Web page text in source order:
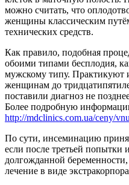
можно считать, что
женщины классическим
технических средств.
Как правило, подобная
обоими типами бесплодия,
мужскому типу.
женщинам до
поставили диагноз не
Более подробную
http://mdclinics.com.ua/ceny/
По сути, инсеминацию
если после третьей попытки
долгожданной
лечение в виде